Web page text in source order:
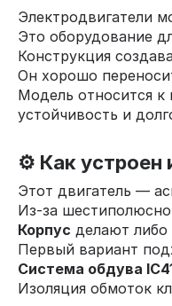
Электродвигатели
Это оборудование
Конструкция
Он хорошо
Модель относится к
устойчивость и
⚙️ Как устроен
Этот двигатель —
Из-за
Корпус делают либо
Первый вариант
Система обдува
Изоляция обмоток